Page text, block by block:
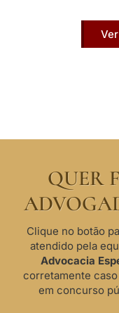
QUER
Clique no botão
atendido pela
Advocacia
corretamente
em concurso